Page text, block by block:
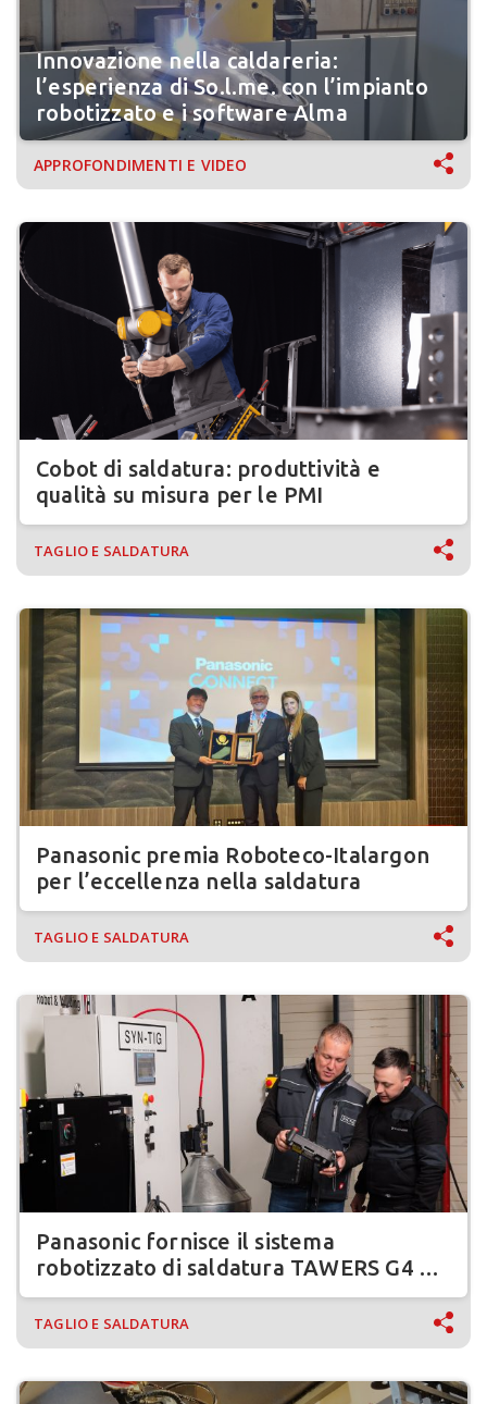
Innovazione nella caldareria:
l’esperienza di So.l.me. con l’impianto
robotizzato e i software Alma
APPROFONDIMENTI E VIDEO
Cobot di saldatura: produttività e
qualità su misura per le PMI
TAGLIO E SALDATURA
Panasonic premia Roboteco-Italargon
per l’eccellenza nella saldatura
TAGLIO E SALDATURA
Panasonic fornisce il sistema
robotizzato di saldatura TAWERS G4 a
Haelvoet
TAGLIO E SALDATURA